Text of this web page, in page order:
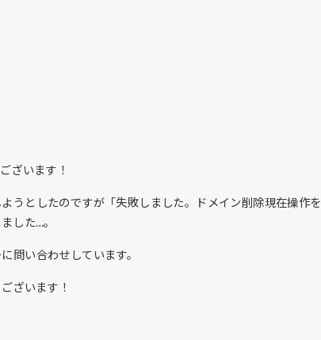
ざいます！
うとしたのですが「失敗しました。ドメイン削除現在操作を
した…。
問い合わせしています。
ざいます！